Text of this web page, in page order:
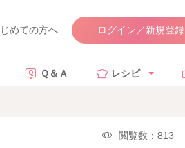
めての方へ ログイン／新規登録
Ｑ＆Ａ レシピ
閲覧数：813